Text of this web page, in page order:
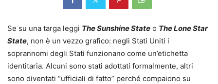
Se su una targa leggi The Sunshine State o The Lone Star
State, non è un vezzo grafico: negli Stati Uniti i
soprannomi degli Stati funzionano come un’etichetta
identitaria. Alcuni sono stati adottati formalmente, altri
sono diventati “ufficiali di fatto” perché compaiono su